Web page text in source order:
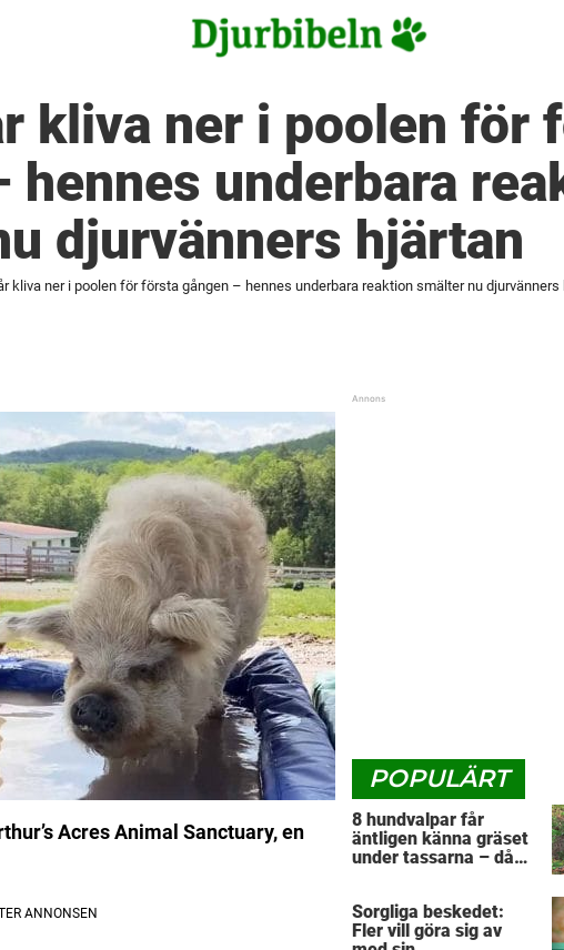
kliva ner i poolen för
hennes underbara
djurvänners hjärtan
kliva ner i poolen för första gången – hennes underbara reaktion smälter nu djurvänners
Acres Animal Sanctuary, en
POPULÄRT
8 hundvalpar får
äntligen känna gräset
under tassarna – då
Sorgliga beskedet:
Fler vill göra sig av